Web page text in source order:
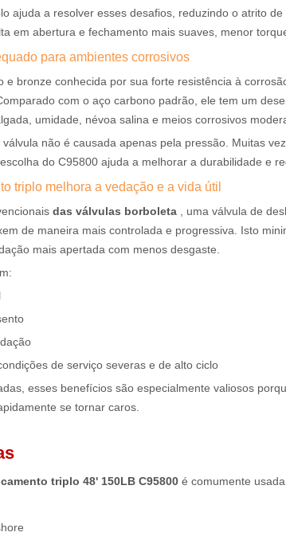
ajuda a resolver esses desafios, reduzindo o atrito
em abertura e fechamento mais suaves, menor
para ambientes corrosivos
e bronze conhecida por sua forte resistência à
com o aço carbono padrão, ele tem um
umidade, névoa salina e meios corrosivos
não é causada apenas pela pressão. Muitas
do C95800 ajuda a melhorar a durabilidade e
triplo melhora a vedação e a vida útil
das válvulas borboleta
, uma válvula de
de maneira mais controlada e progressiva. Isto
mais apertada com menos desgaste.
de serviço severas e de alto ciclo
esses benefícios são especialmente valiosos
se tornar caros.
triplo 48' 150LB C95800 é comumente